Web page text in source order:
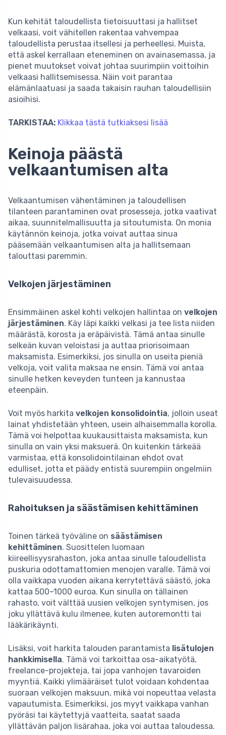
Kun kehität taloudellista tietoisuuttasi ja hallitset
velkaasi, voit vähitellen rakentaa vahvempaa
taloudellista perustaa itsellesi ja perheellesi. Muista,
että askel kerrallaan eteneminen on avainasemassa, ja
pienet muutokset voivat johtaa suurimpiin voittoihin
velkaasi hallitsemisessa. Näin voit parantaa
elämänlaatuasi ja saada takaisin rauhan taloudellisiin
asioihisi.
TARKISTAA: Klikkaa tästä tutkiaksesi lisää
Keinoja päästä
velkaantumisen alta
Velkaantumisen vähentäminen ja taloudellisen
tilanteen parantaminen ovat prosesseja, jotka vaativat
aikaa, suunnitelmallisuutta ja sitoutumista. On monia
käytännön keinoja, jotka voivat auttaa sinua
pääsemään velkaantumisen alta ja hallitsemaan
talouttasi paremmin.
Velkojen järjestäminen
Ensimmäinen askel kohti velkojen hallintaa on velkojen
järjestäminen. Käy läpi kaikki velkasi ja tee lista niiden
määrästä, korosta ja eräpäivistä. Tämä antaa sinulle
selkeän kuvan veloistasi ja auttaa priorisoimaan
maksamista. Esimerkiksi, jos sinulla on useita pieniä
velkoja, voit valita maksaa ne ensin. Tämä voi antaa
sinulle hetken keveyden tunteen ja kannustaa
eteenpäin.
Voit myös harkita velkojen konsolidointia, jolloin useat
lainat yhdistetään yhteen, usein alhaisemmalla korolla.
Tämä voi helpottaa kuukausittaista maksamista, kun
sinulla on vain yksi maksuerä. On kuitenkin tärkeää
varmistaa, että konsolidointilainan ehdot ovat
edulliset, jotta et päädy entistä suurempiin ongelmiin
tulevaisuudessa.
Rahoituksen ja säästämisen kehittäminen
Toinen tärkeä työväline on säästämisen
kehittäminen. Suosittelen luomaan
kiireellisyysrahaston, joka antaa sinulle taloudellista
puskuria odottamattomien menojen varalle. Tämä voi
olla vaikkapa vuoden aikana kerrytettävä säästö, joka
kattaa 500–1000 euroa. Kun sinulla on tällainen
rahasto, voit välttää uusien velkojen syntymisen, jos
joku yllättävä kulu ilmenee, kuten autoremontti tai
lääkärikäynti.
Lisäksi, voit harkita talouden parantamista lisätulojen
hankkimisella. Tämä voi tarkoittaa osa-aikatyötä,
freelance-projekteja, tai jopa vanhojen tavaroiden
myyntiä. Kaikki ylimääräiset tulot voidaan kohdentaa
suoraan velkojen maksuun, mikä voi nopeuttaa velasta
vapautumista. Esimerkiksi, jos myyt vaikkapa vanhan
pyöräsi tai käytettyjä vaatteita, saatat saada
yllättävän paljon lisärahaa, joka voi auttaa taloudessa.